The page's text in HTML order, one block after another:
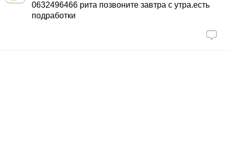
0632496466 рита позвоните завтра с утра.есть
подработки